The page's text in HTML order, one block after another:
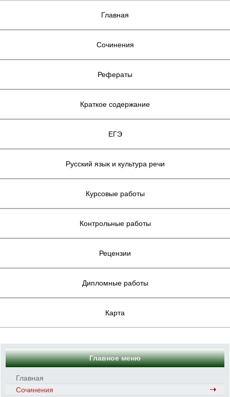
Главная
Сочинения
Рефераты
Краткое содержание
ЕГЭ
Русский язык и культура речи
Курсовые работы
Контрольные работы
Рецензии
Дипломные работы
Карта
Главное меню
Главная
Сочинения